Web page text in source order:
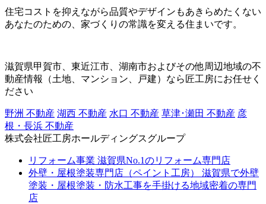
住宅コストを抑えながら品質やデザインもあきらめたくない
あなたのための、家づくりの常識を変える住まいです。
滋賀県甲賀市、東近江市、湖南市およびその他周辺地域の不
動産情報（土地、マンション、戸建）なら匠工房にお任せく
ださい
野洲 不動産 湖西 不動産 水口 不動産 草津･瀬田 不動産 彦
根・長浜 不動産
株式会社匠工房ホールディングスグループ
リフォーム事業 滋賀県No.1のリフォーム専門店
外壁・屋根塗装専門店（ペイント工房）
滋賀県で外壁
塗装・屋根塗装・防水工事を手掛ける地域密着の専門
店